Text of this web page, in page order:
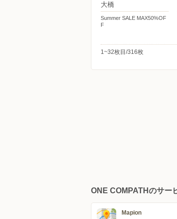
大橋
Summer SALE MAX50%OF
F
1~32枚目/316枚
ONE COMPATHのサー
Mapion